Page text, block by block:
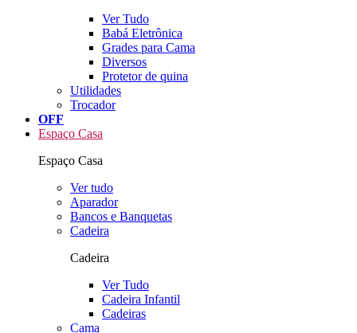
Ver Tudo
Babá Eletrônica
Grades para Cama
Diversos
Protetor de quina
Utilidades
Trocador
OFF
Espaço Casa
Espaço Casa
Ver tudo
Aparador
Bancos e Banquetas
Cadeira
Cadeira
Ver Tudo
Cadeira Infantil
Cadeiras
Cama